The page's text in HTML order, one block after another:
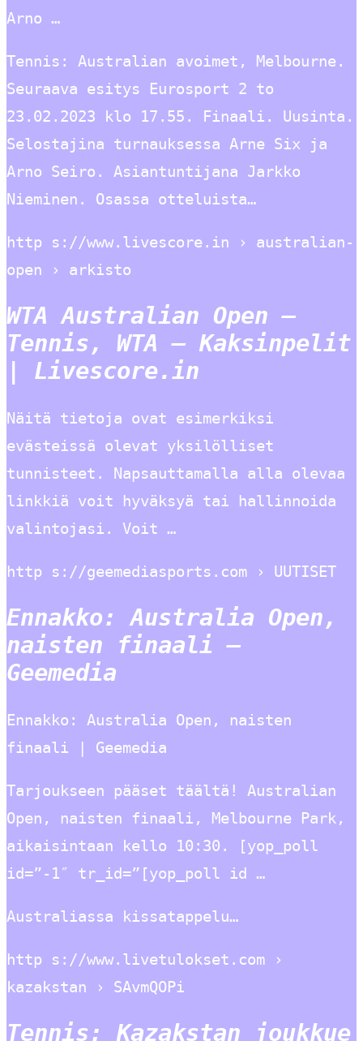
Arno …
Tennis: Australian avoimet, Melbourne.
Seuraava esitys Eurosport 2 to
23.02.2023 klo 17.55. Finaali. Uusinta.
Selostajina turnauksessa Arne Six ja
Arno Seiro. Asiantuntijana Jarkko
Nieminen. Osassa otteluista…
http s://www.livescore.in › australian-
open › arkisto
WTA Australian Open –
Tennis, WTA – Kaksinpelit
| Livescore.in
Näitä tietoja ovat esimerkiksi
evästeissä olevat yksilölliset
tunnisteet. Napsauttamalla alla olevaa
linkkiä voit hyväksyä tai hallinnoida
valintojasi. Voit …
http s://geemediasports.com › UUTISET
Ennakko: Australia Open,
naisten finaali –
Geemedia
Ennakko: Australia Open, naisten
finaali | Geemedia
Tarjoukseen pääset täältä! Australian
Open, naisten finaali, Melbourne Park,
aikaisintaan kello 10:30. [yop_poll
id=”-1″ tr_id=”[yop_poll id …
Australiassa kissatappelu…
http s://www.livetulokset.com ›
kazakstan › SAvmQOPi
Tennis: Kazakstan joukkue